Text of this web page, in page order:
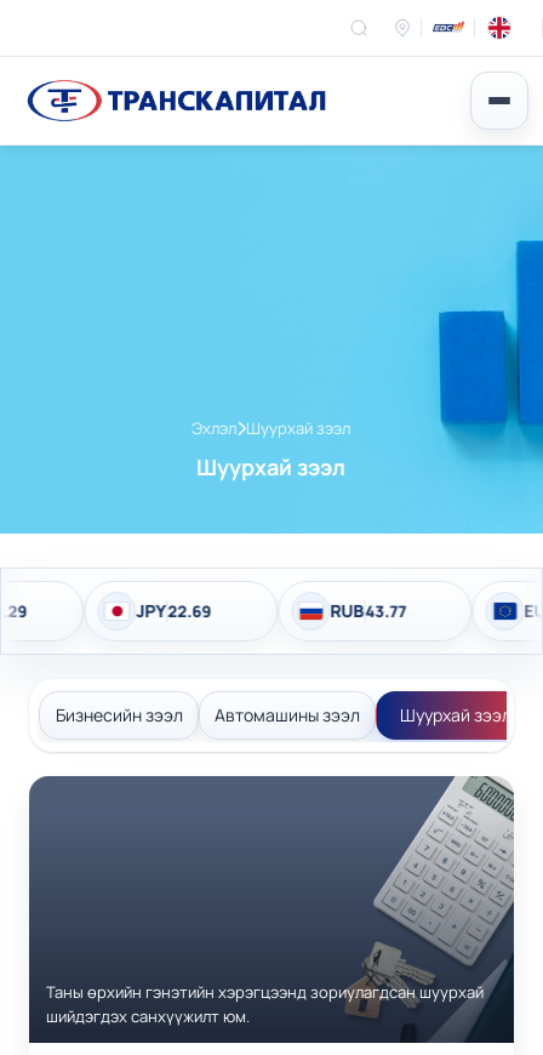
Эхлэл Шуурхай зээл
Шуурхай зээл
JPY 22.69 RUB43.77 EUR
Бизнесийн зээл Автомашины зээл Шуурхай зээл
Таны өрхийн гэнэтийн хэрэгцээнд зориулагдсан шуурхай
шийдэгдэх санхүүжилт юм.